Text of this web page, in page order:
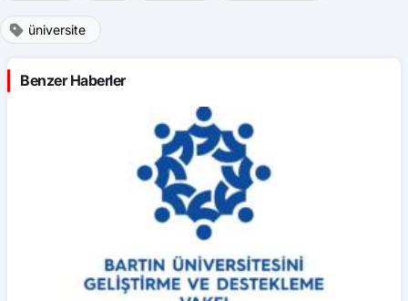
üniversite
Benzer Haberler